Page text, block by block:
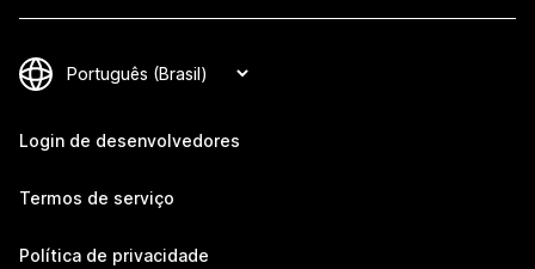
Login de desenvolvedores
Termos de serviço
Política de privacidade